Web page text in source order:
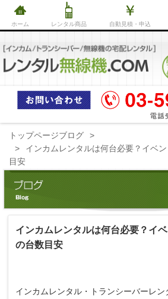
ホーム レンタル商品 自動見積・申込
トップページブログ
インカムレンタルは何台必要？イベ
目安
インカムレンタルは何台必要？イ
の台数目安
インカムレンタル・トランシーバーレ